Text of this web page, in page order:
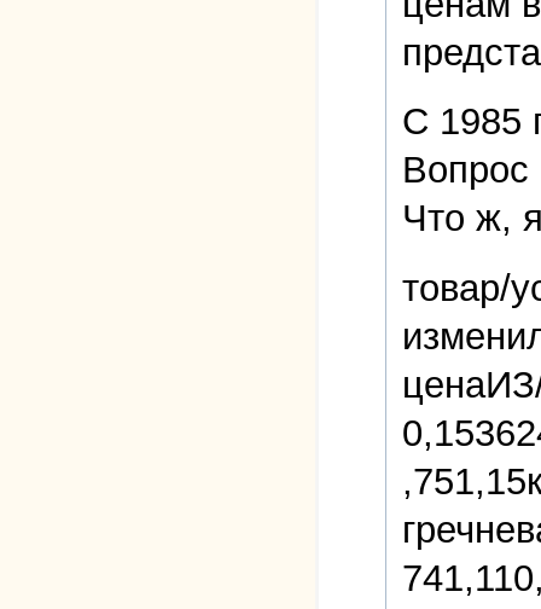
С 1985
Вопрос
Что ж,
товар/